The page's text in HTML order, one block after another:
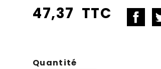
47,37 TTC
Quantité